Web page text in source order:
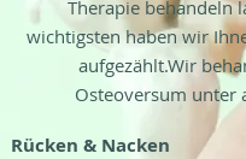
Wenn die Untersuchung
ist, wird der
Dieser wird
Patienten
Therapie behandeln
wichtigsten haben wir
aufgezählt.Wir
Osteoversum unter
Rücken & Nacken